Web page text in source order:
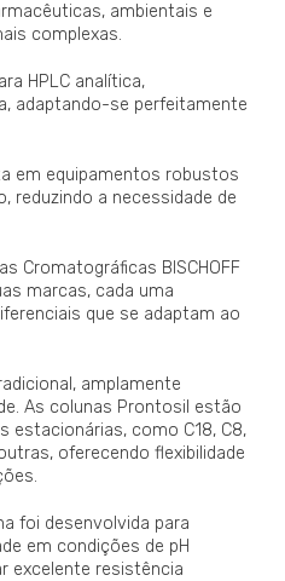
ambientais e
complexas.
HPLC analítica,
adaptando-se perfeitamente
em equipamentos robustos
reduzindo a necessidade de
Cromatográficas BISCHOFF
marcas, cada uma
que se adaptam ao
amplamente
As colunas Prontosil estão
estacionárias, como C18, C8,
outras, oferecendo flexibilidade
foi desenvolvida para
em condições de pH
excelente resistência